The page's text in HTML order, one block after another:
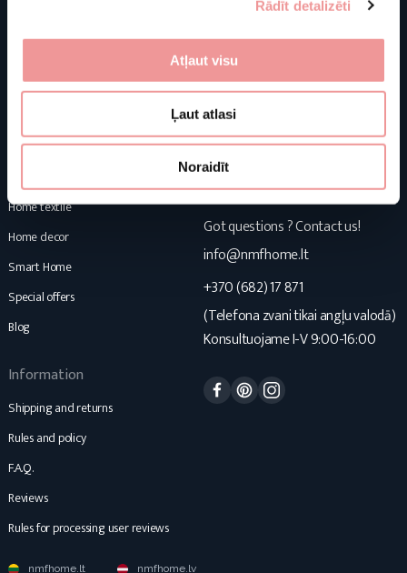
Rādīt detalizēti
Atļaut visu
Ļaut atlasi
Noraidīt
Shop
Furniture
Home textile
Home decor
Smart Home
Special offers
Blog
Information
Shipping and returns
Rules and policy
F.A.Q.
Reviews
Rules for processing user reviews
Store information
J. Basanavičiaus g. 103C
LT-76129 Šiauliai
Lithuania
NMF Home
Got questions ? Contact us!
info@nmfhome.lt
+370 (682) 17 871
(Telefona zvani tikai angļu valodā)
Konsultuojame I-V 9:00-16:00
Facebook
Pinterest
nmfhome.lt nmfhome.lv